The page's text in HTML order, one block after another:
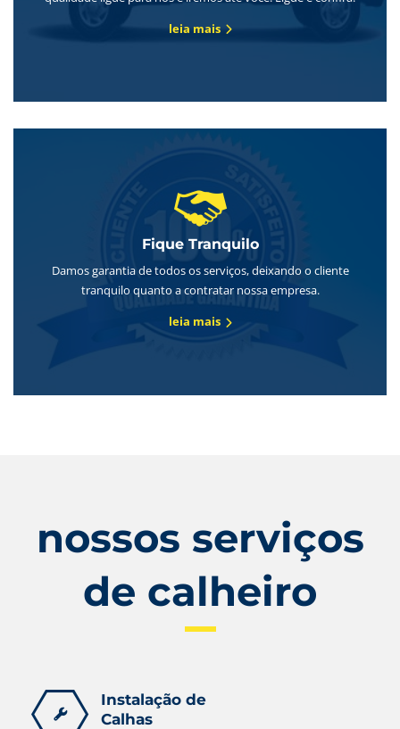
leia mais
Fique Tranquilo
Damos garantia de todos os serviços, deixando o cliente
tranquilo quanto a contratar nossa empresa.
leia mais
nossos serviços
de calheiro
Instalação de
Calhas